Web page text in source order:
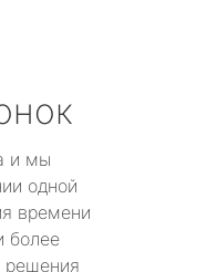
и мы
одной
времени
более
решения